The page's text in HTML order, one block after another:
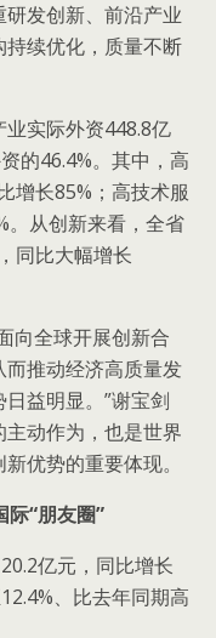
发创新、前沿产业
续优化，质量不断
实际外资448.8亿
的46.4%。其中，高
增长85%；高技术服
。从创新来看，全省
同比大幅增长
向全球开展创新合
推动经济高质量发
益明显。”谢宝剑
动作为，也是世界
优势的重要体现。
际“朋友圈”
亿元，同比增长
、比去年同期高